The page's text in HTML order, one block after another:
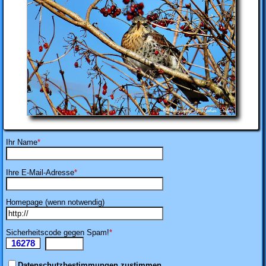
Ihr Name*
Ihre E-Mail-Adresse*
Homepage (wenn notwendig)
Sicherheitscode gegen Spam!*
16278